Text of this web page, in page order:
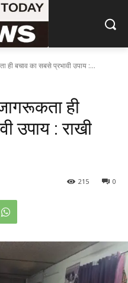
बचाव का सबसे प्रभावी उपाय :...
ही
उपाय : राखी
0
215